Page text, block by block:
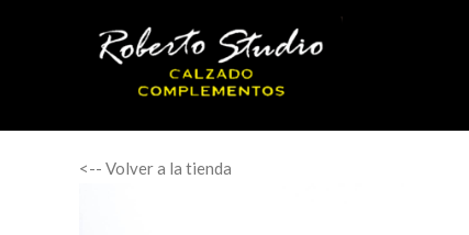
<-- Volver a la tienda